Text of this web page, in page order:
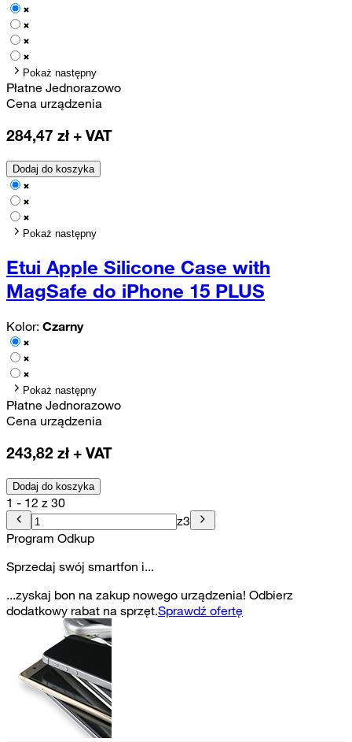
Pokaż następny
Płatne Jednorazowo
Cena urządzenia
284,47 zł + VAT
Dodaj do koszyka
Pokaż następny
Etui Apple Silicone Case with
MagSafe do iPhone 15 PLUS
Kolor: Czarny
Pokaż następny
Płatne Jednorazowo
Cena urządzenia
243,82 zł + VAT
Dodaj do koszyka
1 - 12 z 30
z3
Program Odkup
Sprzedaj swój smartfon i...
...zyskaj bon na zakup nowego urządzenia! Odbierz
dodatkowy rabat na sprzęt.Sprawdź ofertę